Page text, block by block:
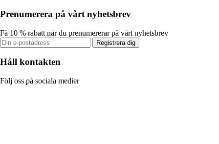
Prenumerera på vårt nyhetsbrev
Få 10 % rabatt när du prenumererar på vårt nyhetsbrev
Registrera dig
Håll kontakten
Följ oss på sociala medier